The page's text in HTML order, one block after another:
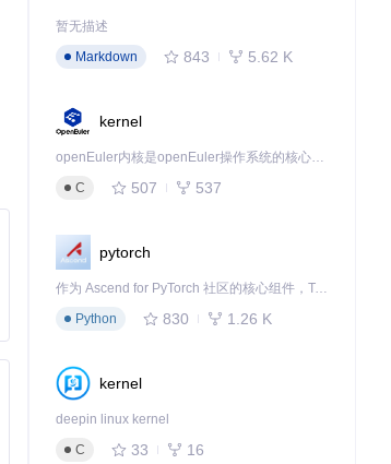
暂无描述
Markdown
843 5.62 K
kernel
openEuler内核是openEuler操作系统的核心，既是系统性能与稳定性的基石，也是连接处理器、设备与服务的桥梁。
C
507 537
pytorch
作为 Ascend for PyTorch 社区的核心组件，TorchNPU 是昇腾专为 PyTorch 打造的深度学习适配插件，使 PyTorch 框架能够直接调用昇腾 NPU，为开发者提供昇腾 AI 处理器的超强算力。
Python
830 1.26 K
kernel
deepin linux kernel
C
33 16